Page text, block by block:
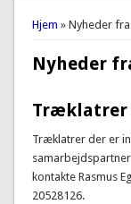
Du er her
Hjem » Nyheder
Nyheder
Træklatrer
Træklatrer der er
kontakte Rasmus
20528126.